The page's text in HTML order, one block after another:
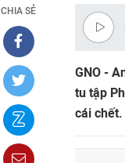
CHIA SẺ
GNO -
tu tập
cái chết.